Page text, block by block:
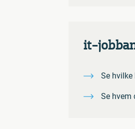
it-
Se hvilke
Se hvem